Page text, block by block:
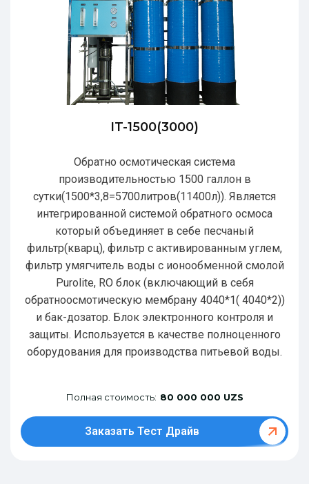
IT-1500(3000)
Обратно осмотическая система
производительностью 1500 галлон в
сутки(1500*3,8=5700литров(11400л)). Является
интегрированной системой обратного осмоса
который объединяет в себе песчаный
фильтр(кварц), фильтр с активированным углем,
фильтр умягчитель воды с ионообменной смолой
Purolite, RO блок (включающий в себя
обратноосмотическую мембрану 4040*1( 4040*2))
и бак-дозатор. Блок электронного контроля и
защиты. Используется в качестве полноценного
оборудования для производства питьевой воды.
Полная стоимость: 80 000 000 UZS
Заказать Тест Драйв